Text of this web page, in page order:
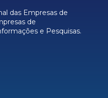
das Empresas de
de
e Pesquisas.